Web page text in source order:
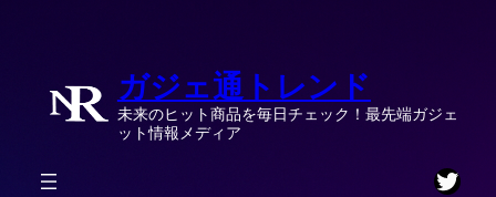
ガジェ通トレンド
未来のヒット商品を毎日チェック！最先端ガジェ
ット情報メディア